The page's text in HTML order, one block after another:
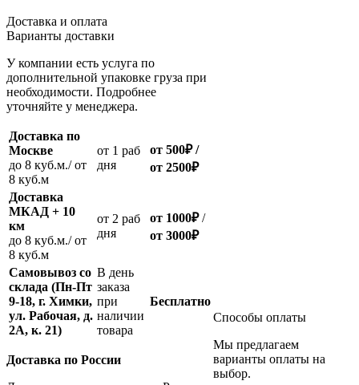
Доставка и оплата
Варианты доставки
У компании есть услуга по
дополнительной упаковке груза при
необходимости. Подробнее
уточняйте у менеджера.
Доставка по
Москве
до 8 куб.м./ от
8 куб.м
oт 1 раб
дня
от 500₽/
от 2500₽
Доставка
МКАД + 10
км
до 8 куб.м./ от
8 куб.м
oт 2 раб
дня
от 1000₽/
от 3000₽
Самовывоз со
склада (Пн-Пт
9-18, г. Химки,
ул. Рабочая, д.
2А, к. 21)
В день
заказа
при
наличии
товара
Бесплатно
Доставка по России
Способы оплаты
Мы предлагаем
варианты оплаты на
выбор.